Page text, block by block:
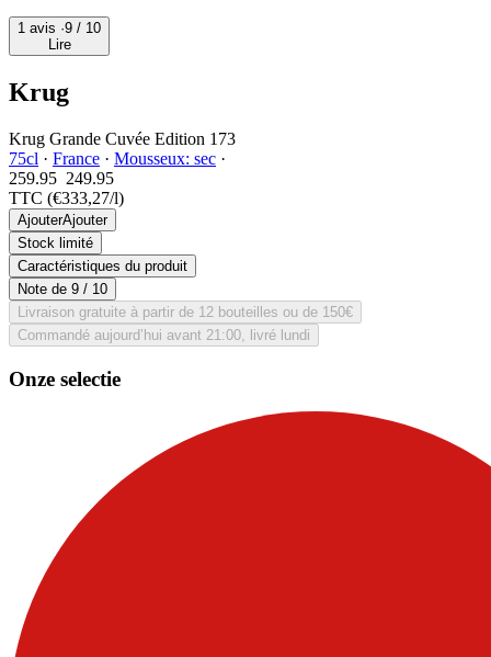
1 avis ·9 / 10
Lire
Krug
Krug Grande Cuvée Edition 173
75cl · France · Mousseux: sec ·
259.95 249.95
TTC (€333,27/l)
AjouterAjouter
Stock limité
Caractéristiques du produit
Note de 9 / 10
Livraison gratuite à partir de 12 bouteilles ou de 150€
Commandé aujourd’hui avant 21:00, livré lundi
Onze selectie